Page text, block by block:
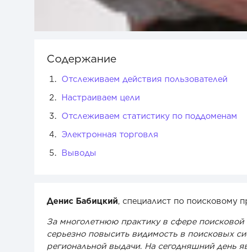
Содержание
Отслеживаем действия пользователей
Настраиваем цели
Отслеживаем статистику по поддоменам
Электронная торговля
Выводы
Денис Бабицкий, специалист по поисковому
За многолетнюю практику в сфере
серьезно повысить видимость в поисковых
региональной выдачи. На сегодняшний день